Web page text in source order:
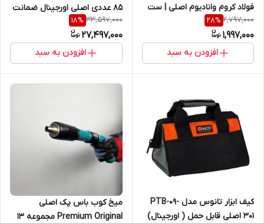
فولاد کروم وانادیوم اصلی | ست
بکس حرفه‌ای خودرو و تعمیرات
2,797,000
28%
1,997,000
افزودن به سبد
85 عددی اصلی اورجینال ضمانت
دار ( درجه کیفیت 100)
33,597,000
18%
27,497,000
افزودن به سبد
کیف ابزار تانوس مدل PTB-09-
301 اصلی قابل حمل ( اورجینال)
میخ کوب باس پک اصلی
Premium Original مجموعه 13